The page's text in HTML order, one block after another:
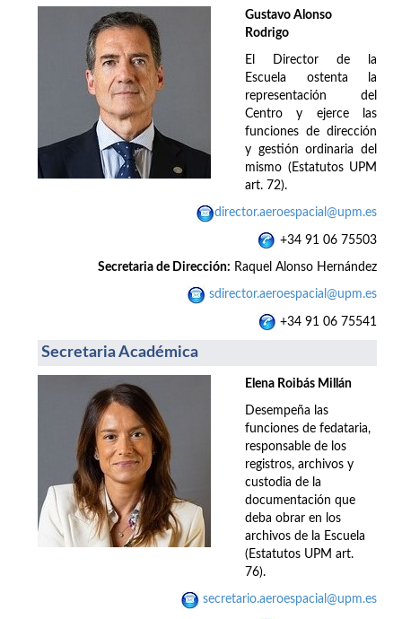
Gustavo Alonso
Rodrigo
El Director de la
Escuela ostenta la
representación del
Centro y ejerce las
funciones de dirección
y gestión ordinaria del
mismo (Estatutos UPM
art. 72).
director.aeroespacial@upm.es
+34 91 06 75503
Secretaria de Dirección: Raquel Alonso Hernández
sdirector.aeroespacial@upm.es
+34 91 06 75541
Secretaria Académica
Elena Roibás Millán
Desempeña las
funciones de fedataria,
responsable de los
registros, archivos y
custodia de la
documentación que
deba obrar en los
archivos de la Escuela
(Estatutos UPM art.
76).
secretario.aeroespacial@upm.es